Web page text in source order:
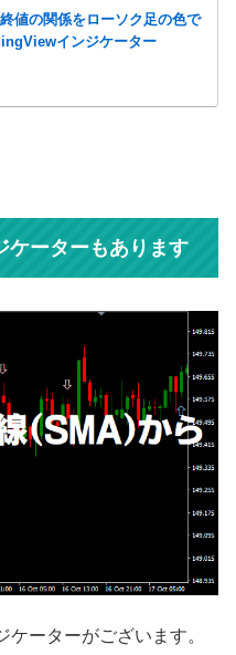
値の関係をローソク足の色で
インジケーター
ケーターもあります
ーターがございます。